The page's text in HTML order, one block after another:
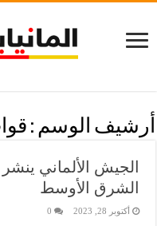
أرشيف الوسم :
الجيش الألماني
الشرق الأوسط
أكتوبر 28, 2023 0